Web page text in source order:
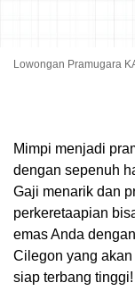
Lowongan Pramugara
Mimpi menjadi
dengan sepenuh
Gaji menarik dan
perkeretaapian
emas Anda
Cilegon yang
siap terbang tinggi!